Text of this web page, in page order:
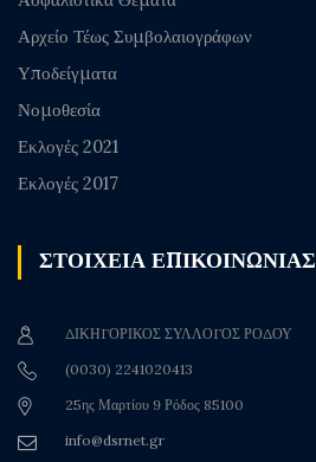
Αρχείο Τέως Συμβολαιογράφων
Υποδείγματα
Νομοθεσία
Εκλογές 2021
Εκλογές 2017
ΣΤΟΙΧΕΙΑ ΕΠΙΚΟΙΝΩΝΙΑΣ
ΔΙΚΗΓΟΡΙΚΟΣ ΣΥΛΛΟΓΟΣ ΡΟΔΟΥ
(0030) 2241020413
25ης Μαρτίου 9 Ρόδος 85100
info@dsrnet.gr